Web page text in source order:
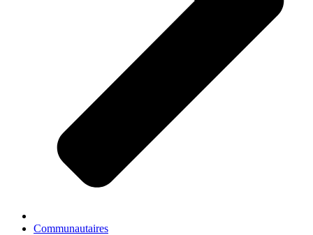
Communautaires